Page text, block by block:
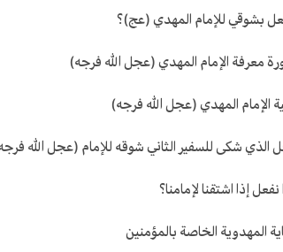
بشوقي للإمام المهدي (عج)؟
معرفة الإمام المهدي (عجل الله فرجه)
الإمام المهدي (عجل الله فرجه)
الذي شكى للسفير الثاني شوقه للإمام (عجل الله
نفعل إذا اشتقنا لإمامنا؟
المهدوية الخاصة بالمؤمنين